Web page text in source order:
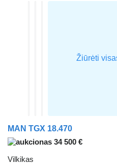
MAN TGX 18.470
34 500 €
Vilkikas